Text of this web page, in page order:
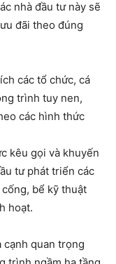
nhà đầu tư này sẽ
đãi theo đúng
kêu gọi và khuyến
tư phát triển các
bể kỹ thuật
hoạt.
cạnh quan trọng